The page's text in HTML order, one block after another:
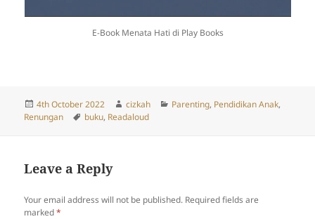
E-Book Menata Hati di Play Books
Posted
on
4th October 2022 Author
cizkah Categories
Parenting, Pendidikan Anak,
Renungan
Tags
buku, Readaloud
Leave a Reply
Your email address will not be published. Required fields are
marked*